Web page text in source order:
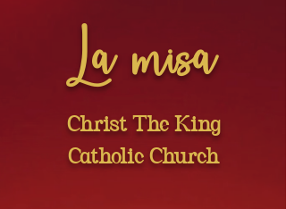
La misa
Christ The King
Catholic Church